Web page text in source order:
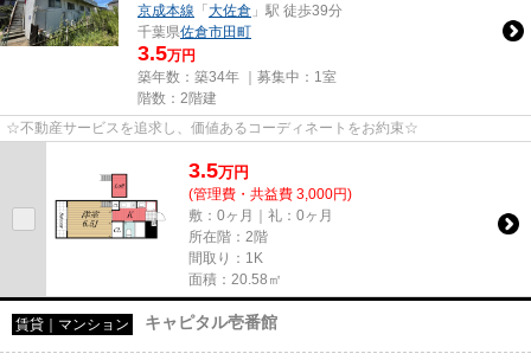
京成本線 「 大佐倉 」駅 徒歩39分
千葉県佐倉市田町
3.5万円
築年数：築34年 ｜募集中： 1室
階数：2階建
☆不動産サービスを追求し、価値あるコーディネートをお約束☆
3.5万円
(管理費・共益費 3,000円)
敷：0ヶ月｜礼：0ヶ月
所在階：2階
間取り：1K
面積：20.58㎡
賃貸｜マンション キャピタル壱番館